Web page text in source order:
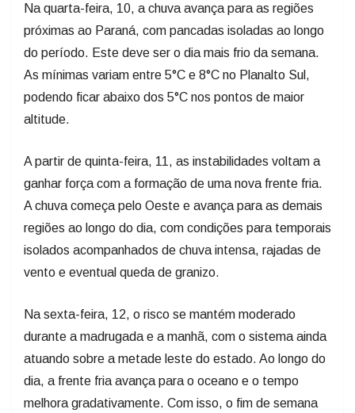
Na quarta-feira, 10, a chuva avança para as regiões
próximas ao Paraná, com pancadas isoladas ao longo
do período. Este deve ser o dia mais frio da semana.
As mínimas variam entre 5°C e 8°C no Planalto Sul,
podendo ficar abaixo dos 5°C nos pontos de maior
altitude.
A partir de quinta-feira, 11, as instabilidades voltam a
ganhar força com a formação de uma nova frente fria.
A chuva começa pelo Oeste e avança para as demais
regiões ao longo do dia, com condições para temporais
isolados acompanhados de chuva intensa, rajadas de
vento e eventual queda de granizo.
Na sexta-feira, 12, o risco se mantém moderado
durante a madrugada e a manhã, com o sistema ainda
atuando sobre a metade leste do estado. Ao longo do
dia, a frente fria avança para o oceano e o tempo
melhora gradativamente. Com isso, o fim de semana